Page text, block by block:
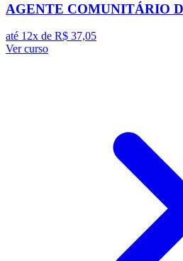
AGENTE COMUNITÁRIO
até 12x de R$ 37,05
Ver curso